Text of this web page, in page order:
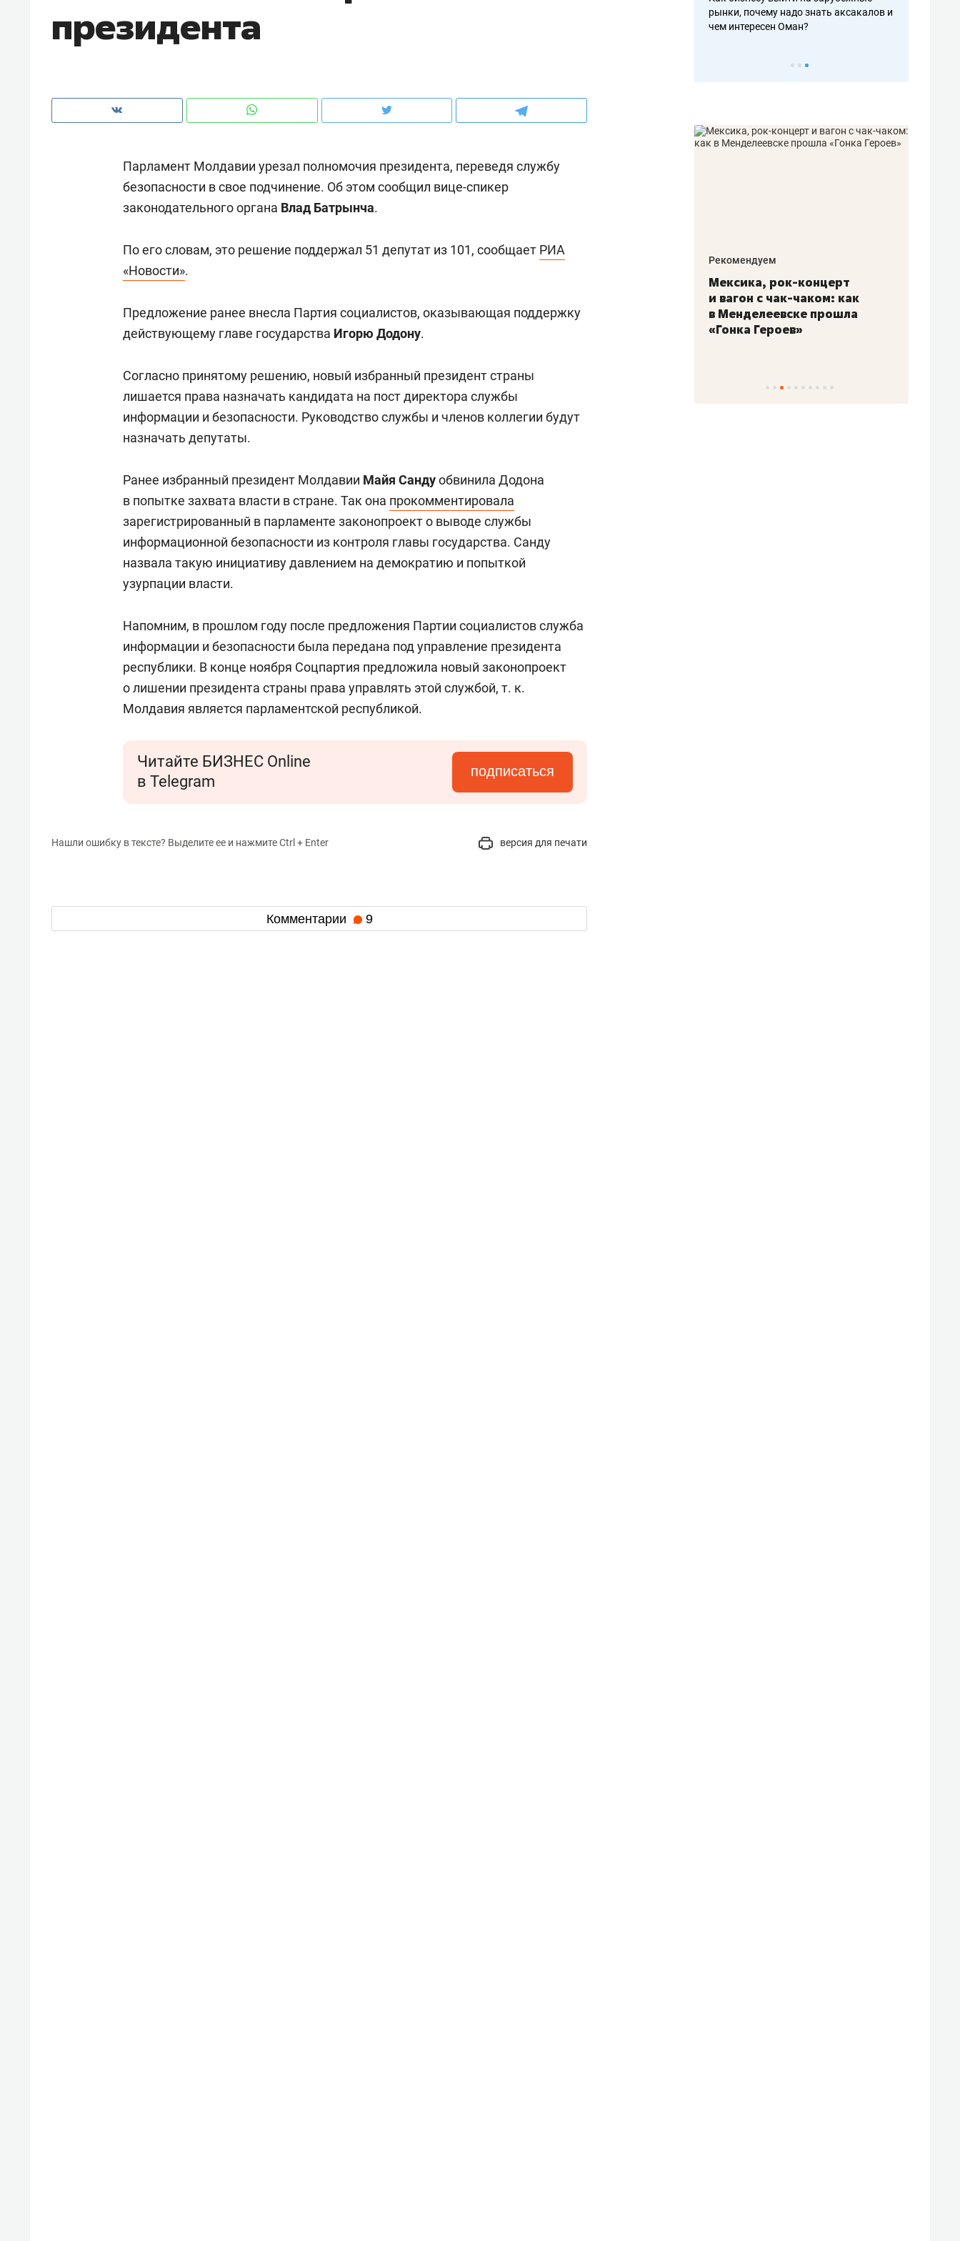
президента
Парламент Молдавии урезал полномочия президента, переведя службу
безопасности в свое подчинение. Об этом сообщил вице-спикер
законодательного органа Влад Батрынча.
По его словам, это решение поддержал 51 депутат из 101, сообщает РИА
«Новости».
Предложение ранее внесла Партия социалистов, оказывающая поддержку
действующему главе государства Игорю Додону.
Согласно принятому решению, новый избранный президент страны
лишается права назначать кандидата на пост директора службы
информации и безопасности. Руководство службы и членов коллегии будут
назначать депутаты.
Ранее избранный президент Молдавии Майя Сандуобвинила Додона
в попытке захвата власти в стране. Так она прокомментировала
зарегистрированный в парламенте законопроект о выводе службы
информационной безопасности из контроля главы государства. Санду
назвала такую инициативу давлением на демократию и попыткой
узурпации власти.
Напомним, в прошлом году после предложения Партии социалистов служба
информации и безопасности была передана под управление президента
республики. В конце ноября Соцпартия предложила новый законопроект
о лишении президента страны права управлять этой службой, т. к.
Молдавия является парламентской республикой.
Читайте БИЗНЕС Online
в Telegram
подписаться
Нашли ошибку в тексте? Выделите ее и нажмите Ctrl + Enter версия для печати
Комментарии 9
чем интересен Оман?
рынки, почему надо знать аксакалов и
чем интересен Оман?
Как ГК «МИР ГРУПП» и ВТБ
комфорта под Казанью
Рекомендуем
безопасность в ЖК «Нова»
Рекомендуем
с ментальным и физическим
Рекомендуем
Мексика, рок-концерт
и вагон с чак-чаком: как
в Менделеевске прошла
«Гонка Героев»